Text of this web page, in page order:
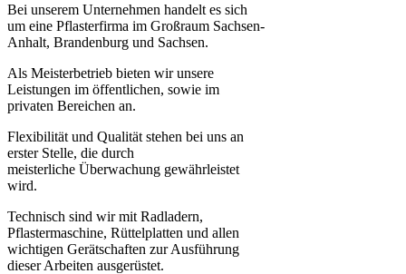
Bei unserem Unternehmen handelt es sich
um eine Pflasterfirma im Großraum Sachsen-
Anhalt, Brandenburg und Sachsen.
Als Meisterbetrieb bieten wir unsere
Leistungen im öffentlichen, sowie im
privaten Bereichen an.
Flexibilität und Qualität stehen bei uns an
erster Stelle, die durch
meisterliche Überwachung gewährleistet
wird.
Technisch sind wir mit Radladern,
Pflastermaschine, Rüttelplatten und allen
wichtigen Gerätschaften zur Ausführung
dieser Arbeiten ausgerüstet.